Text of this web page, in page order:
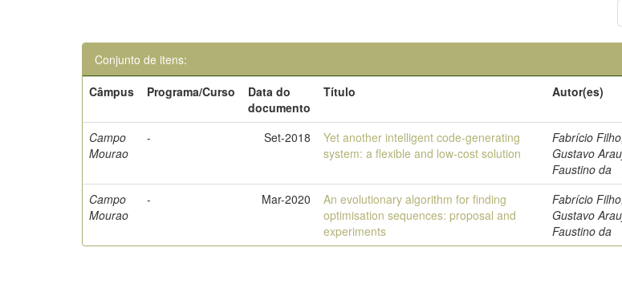
Conjunto de itens:
Câmpus
Programa/Curso
Data do
documento
Título Autor(es)
Campo
Mourao
- Set-2018
Yet another intelligent code-generating
system: a flexible and low-cost solution
Fabrício
Gustavo
Faustino da
Campo
Mourao
- Mar-2020
An evolutionary algorithm for finding
optimisation sequences: proposal and
experiments
Fabrício
Gustavo
Faustino da